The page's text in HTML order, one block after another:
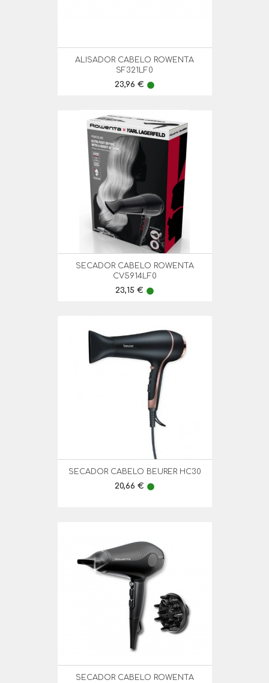
ALISADOR CABELO ROWENTA
SF321LF0
Preço
23,96 € lens
SECADOR CABELO ROWENTA
CV5914LF0
Preço
23,15 € lens
SECADOR CABELO BEURER HC30
Preço
20,66 € lens
SECADOR CABELO ROWENTA